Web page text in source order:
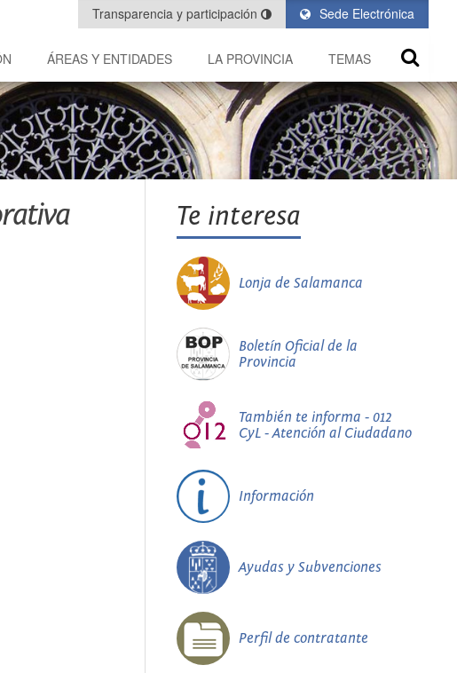
Sede Electrónica
Transparencia y participación
ÁREAS Y ENTIDADES LA PROVINCIA TEMAS
Te interesa
Lonja de Salamanca
Boletín Oficial de la
Provincia
También te informa - 012
CyL - Atención al Ciudadano
Información
Ayudas y Subvenciones
Perfil de contratante